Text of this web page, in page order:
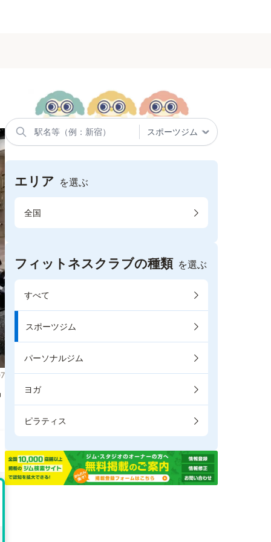
エリア を選ぶ
全国
フィットネスクラブの種類 を選ぶ
すべて
スポーツジム
パーソナルジム
ヨガ
ピラティス